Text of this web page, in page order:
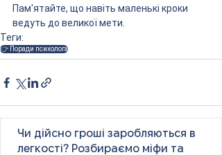
Пам'ятайте, що навіть маленькі кроки
ведуть до великої мети.
Теги:
👉 Поради психолога
Чи дійсно гроші заробляються в
легкості? Розбираємо міфи та